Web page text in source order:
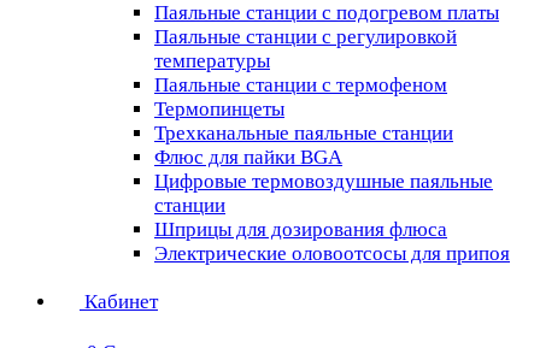
Паяльные станции с подогревом платы
Паяльные станции с регулировкой
температуры
Паяльные станции с термофеном
Термопинцеты
Трехканальные паяльные станции
Флюс для пайки BGA
Цифровые термовоздушные паяльные
станции
Шприцы для дозирования флюса
Электрические оловоотсосы для припоя
Кабинет